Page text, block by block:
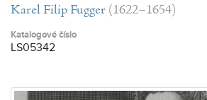
Karel Filip Fugger (1622–1654)
Katalogové číslo
LS05342